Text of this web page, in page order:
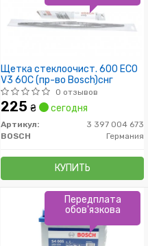
Щетка стеклоочист. 600 ECO
V3 60C (пр-во Bosch)снг
0 отзывов
225 ₴ сегодня
Артикул:
3 397 004 673
BOSCH
Германия
КУПИТЬ
Передплата
обов'язкова